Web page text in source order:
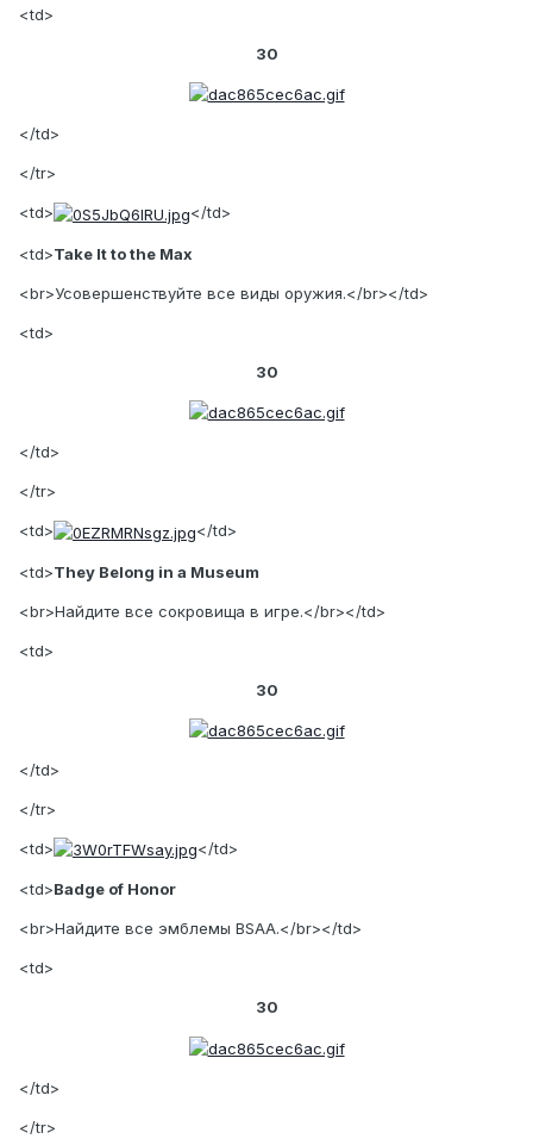
<td>
30
</td>
</tr>
<td> </td>
<td>Take It to the Max
<br>Усовершенствуйте все виды оружия.</br></td>
<td>
30
</td>
</tr>
<td> </td>
<td>They Belong in a Museum
<br>Найдите все сокровища в игре.</br></td>
<td>
30
</td>
</tr>
<td> </td>
<td>Badge of Honor
<br>Найдите все эмблемы BSAA.</br></td>
<td>
30
</td>
</tr>